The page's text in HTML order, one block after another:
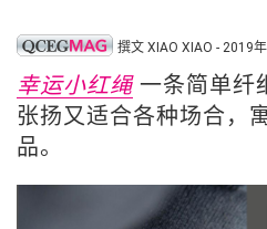
撰文 XIAO XIAO - 2019
幸运小红绳一条简单纤
张扬又适合各种场合，
品。